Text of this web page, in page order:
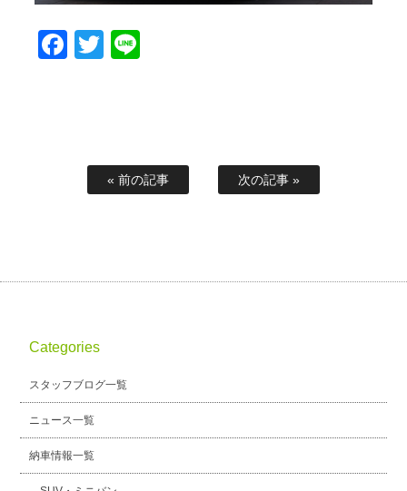
Facebook
Twitter
« 前の記事 次の記事 »
Categories
スタッフブログ一覧
ニュース一覧
納車情報一覧